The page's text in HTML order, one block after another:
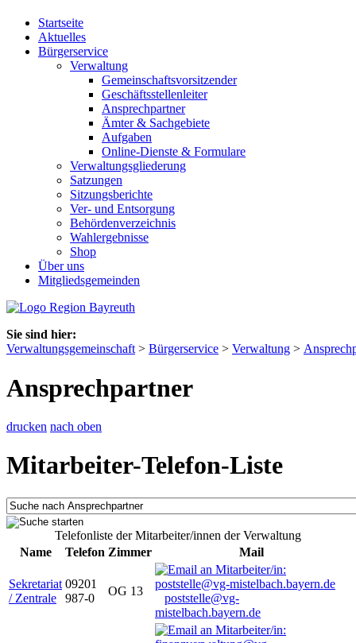
Startseite
Aktuelles
Bürgerservice
Verwaltung
Gemeinschaftsvorsitzender
Geschäftsstellenleiter
Ansprechpartner
Ämter & Sachgebiete
Aufgaben
Online-Dienste & Formulare
Verwaltungsgliederung
Satzungen
Sitzungsberichte
Ver- und Entsorgung
Behördenverzeichnis
Wahlergebnisse
Shop
Über uns
Mitgliedsgemeinden
Sie sind hier:
Verwaltungsgemeinschaft > Bürgerservice > Verwaltung >
Ansprechpartner
drucken nach oben
Mitarbeiter-Telefon-Liste
Telefonliste der Mitarbeiter/innen der Verwaltung
Name
Telefon Zimmer Mail
Sekretariat
/ Zentrale
09201
987-0
OG 13
poststelle@vg-
mistelbach.bayern.de